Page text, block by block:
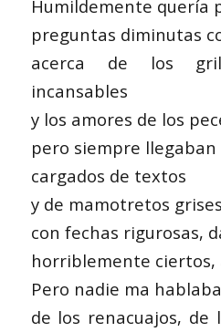
Humildemente quería
preguntas diminutas
acerca de los
incansables
y los amores de los
pero siempre
cargados de textos
y de mamotretos
con fechas rigurosas,
horriblemente ciertos,
Pero nadie ma
de los renacuajos, de